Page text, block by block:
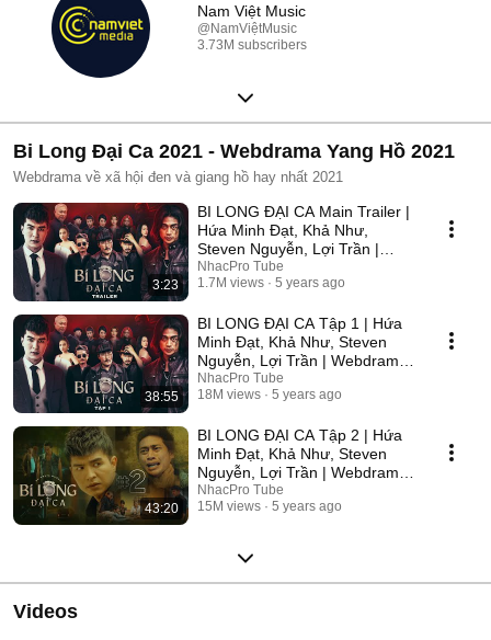
Nam Việt Music
@NamViệtMusic
3.73M subscribers
Bi Long Đại Ca 2021 - Webdrama Yang Hồ 2021
Webdrama về xã hội đen và giang hồ hay nhất 2021
3:23
BI LONG ĐẠI CA Main Trailer |
Hứa Minh Đạt, Khả Như,
Steven Nguyễn, Lợi Trần |
Webdrama Yang Hồ 2021
NhacPro Tube
1.7M views
5 years ago
38:55
BI LONG ĐẠI CA Tập 1 | Hứa
Minh Đạt, Khả Như, Steven
Nguyễn, Lợi Trần | Webdrama
Yang Hồ 2021
NhacPro Tube
18M views
5 years ago
43:20
BI LONG ĐẠI CA Tập 2 | Hứa
Minh Đạt, Khả Như, Steven
Nguyễn, Lợi Trần | Webdrama
Yang Hồ 2021
NhacPro Tube
15M views
5 years ago
Videos